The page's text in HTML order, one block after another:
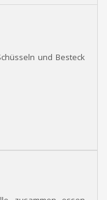
und Besteck